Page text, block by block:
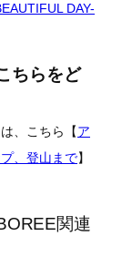
DAY-
ちらをど
、こちら【ア
、登山まで】
関連